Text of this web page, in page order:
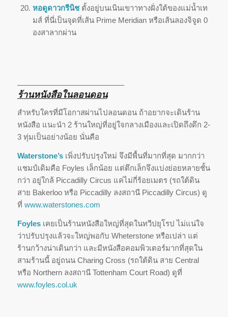
หอดูดาวกรีนิชตั้งอยู่บนเนินเขาาทางฝั่งใต้ของแม่น้ำเท
มส์ ที่นี่เป็นจุดที่เส้น Prime Meridian หรือเส้นลองจิจูด 0
องสาลากผ่าน
ร้านหนังสือในลอนดอน
สำหรับใครที่มีโอกาสผ่านไปลอนดอน ถ้าอยากจะเดินร้าน
หนังสือ แนะนำ 2 ร้านใหญ่ที่อยู่ใจกลางเมืองและเปิดถึงดึก 2-
3 ทุ่มเป็นอย่างน้อย นั่นคือ
Waterstone’s เพิ่งปรับปรุงใหม่ จึงมีพื้นที่มากที่สุด มากกว่า
แชมป์เดิมคือ Foyles เล็กน้อย แต่ตึกเล็กจึงแบ่งย่อยหลายชั้น
กว่า อยู่ใกล้ Piccadilly Circus แค่ไม่กี่ร้อยเมตร (รถใต้ดิน
สาย Bakerloo หรือ Piccadilly ลงสถานี Piccadilly Circus) ดู
ที่ www.waterstones.com
Foyles เคยเป็นร้านหนังสือใหญ่ที่สุดในทวีปยุโรป ไม่แน่ใจ
ว่าปรับปรุงแล้วจะใหญ่พอกับ Wheterstone หรือเปล่า แต่
ร้านกว้างน่าเดินกว่า และมีหนังสือคอมพิวเตอร์มากที่สุดใน
สามร้านนี้ อยู่ถนน Charing Cross (รถใต้ดิน สาย Central
หรือ Northern ลงสถานี Tottenham Court Road) ดูที่
www.foyles.col.uk